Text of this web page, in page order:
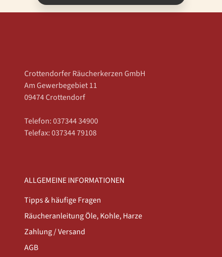
Crottendorfer Räucherkerzen GmbH
Am Gewerbegebiet 11
09474 Crottendorf
Telefon: 037344 34900
Telefax: 037344 79108
ALLGEMEINE INFORMATIONEN
Tipps & häufige Fragen
Räucheranleitung Öle, Kohle, Harze
Zahlung / Versand
AGB